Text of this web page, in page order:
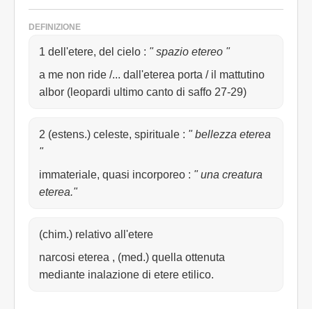
DEFINIZIONE
1 dell'etere, del cielo : " spazio etereo "
a me non ride /... dall'eterea porta / il mattutino
albor (leopardi ultimo canto di saffo 27-29)
2 (estens.) celeste, spirituale : " bellezza eterea
"
immateriale, quasi incorporeo : " una creatura
eterea."
(chim.) relativo all'etere
narcosi eterea , (med.) quella ottenuta
mediante inalazione di etere etilico.